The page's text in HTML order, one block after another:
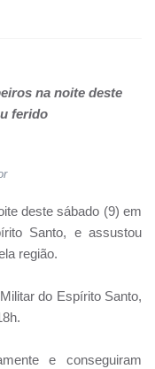
na noite deste
ferido
deste sábado (9) em
Santo, e assustou
região.
do Espírito Santo,
e conseguiram